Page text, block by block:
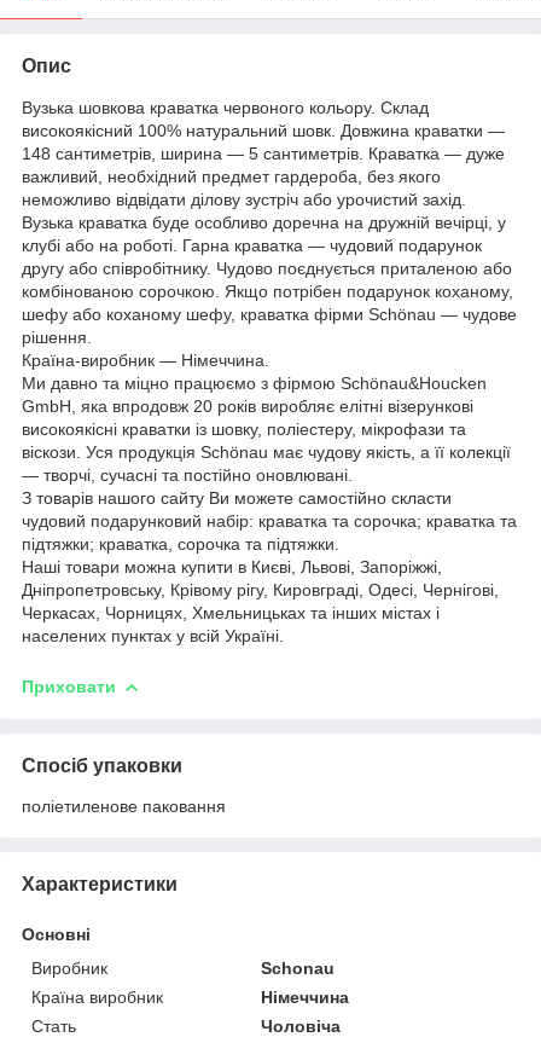
Опис
Вузька шовкова краватка червоного кольору. Склад
високоякісний 100% натуральний шовк. Довжина краватки —
148 сантиметрів, ширина — 5 сантиметрів. Краватка — дуже
важливий, необхідний предмет гардероба, без якого
неможливо відвідати ділову зустріч або урочистий захід.
Вузька краватка буде особливо доречна на дружній вечірці, у
клубі або на роботі. Гарна краватка — чудовий подарунок
другу або співробітнику. Чудово поєднується приталеною або
комбінованою сорочкою. Якщо потрібен подарунок коханому,
шефу або коханому шефу, краватка фірми Schönau — чудове
рішення.
Країна-виробник — Німеччина.
Ми давно та міцно працюємо з фірмою Schönau&Houcken
GmbH, яка впродовж 20 років виробляє елітні візерункові
високоякісні краватки із шовку, поліестеру, мікрофази та
віскози. Уся продукція Schönau має чудову якість, а її колекції
— творчі, сучасні та постійно оновлювані.
З товарів нашого сайту Ви можете самостійно скласти
чудовий подарунковий набір: краватка та сорочка; краватка та
підтяжки; краватка, сорочка та підтяжки.
Наші товари можна купити в Києві, Львові, Запоріжжі,
Дніпропетровську, Крівому рігу, Кировграді, Одесі, Чернігові,
Черкасах, Чорницях, Хмельницьках та інших містах і
населених пунктах у всій Україні.
Приховати
Спосіб упаковки
поліетиленове паковання
Характеристики
Основні
Виробник
Schonau
Країна виробник
Німеччина
Стать
Чоловіча